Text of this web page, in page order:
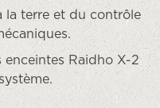
la terre et du contrôle
enceintes Raidho X-2